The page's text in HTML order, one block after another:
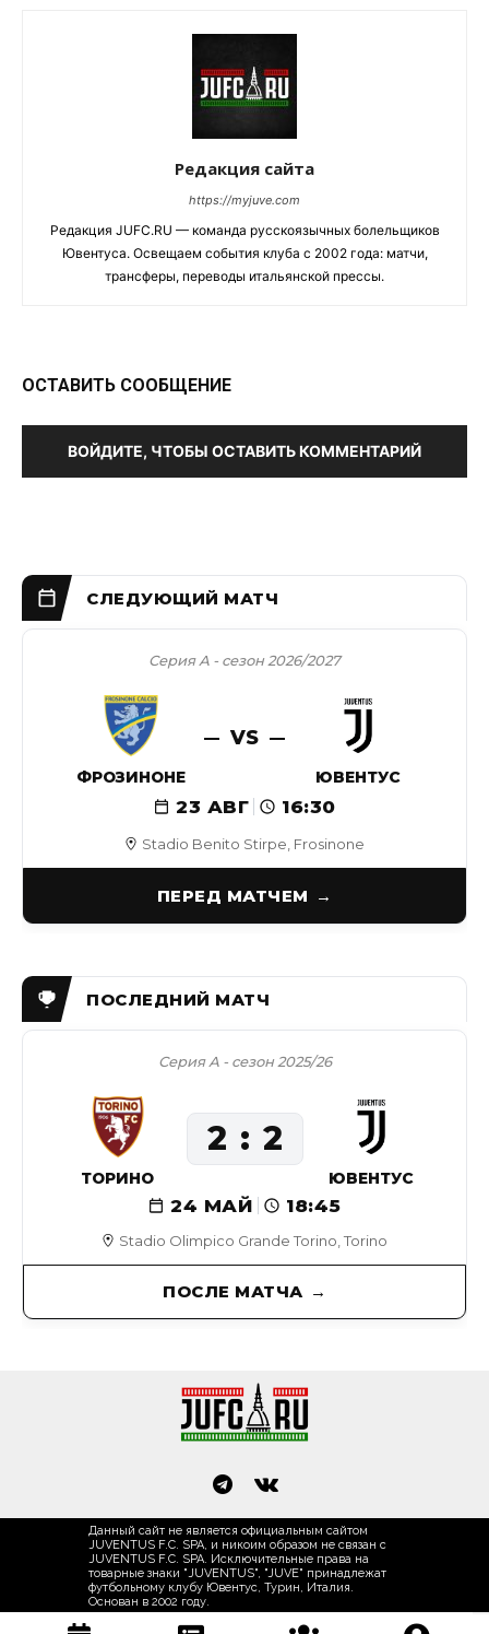
Редакция сайта
https://myjuve.com
Редакция JUFC.RU — команда русскоязычных болельщиков
Ювентуса. Освещаем события клуба с 2002 года: матчи,
трансферы, переводы итальянской прессы.
ОСТАВИТЬ СООБЩЕНИЕ
ВОЙДИТЕ, ЧТОБЫ ОСТАВИТЬ КОММЕНТАРИЙ
Stadio Benito Stirpe, Frosinone
Серия А - сезон 2026/2027
ФРОЗИНОНЕ
VS
ЮВЕНТУС
23 АВГ 16:30
ПЕРЕД МАТЧЕМ
Stadio Olimpico Grande Torino, Torino
Серия А - сезон 2025/26
24 МАЙ 18:45
ТОРИНО
2 2
ЮВЕНТУС
ПОСЛЕ МАТЧА
Данный сайт не является официальным сайтом
JUVENTUS F.C. SPA, и никоим образом не связан с
JUVENTUS F.C. SPA. Исключительные права на
товарные знаки "JUVENTUS", "JUVE" принадлежат
футбольному клубу Ювентус, Турин, Италия.
Основан в 2002 году.